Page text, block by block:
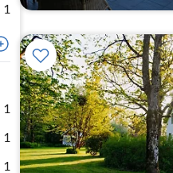
1
1
1
1